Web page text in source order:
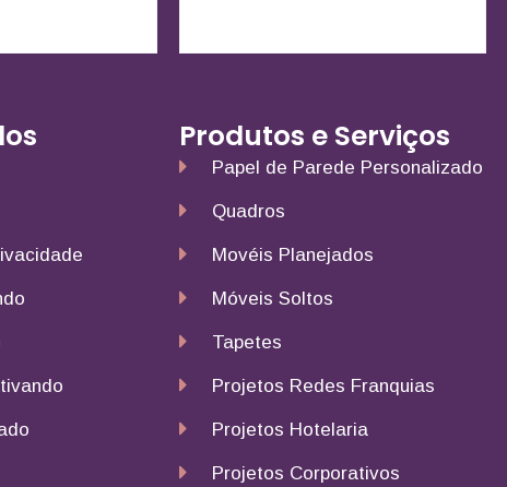
Produtos e Serviços
Papel de Parede Personalizado
Quadros
Movéis Planejados
Móveis Soltos
Tapetes
Projetos Redes Franquias
Projetos Hotelaria
Projetos Corporativos